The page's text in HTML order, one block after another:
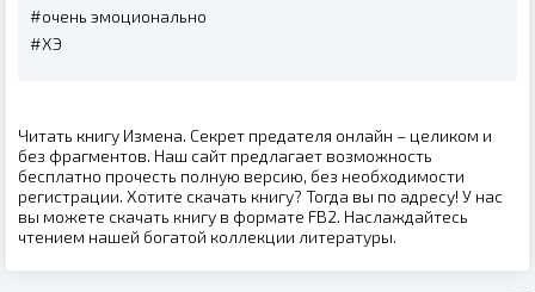
#очень эмоционально
#ХЭ
Читать книгу Измена. Секрет предателя онлайн – целиком и
без фрагментов. Наш сайт предлагает возможность
бесплатно прочесть полную версию, без необходимости
регистрации. Хотите скачать книгу? Тогда вы по адресу! У нас
вы можете скачать книгу в формате FB2. Наслаждайтесь
чтением нашей богатой коллекции литературы.